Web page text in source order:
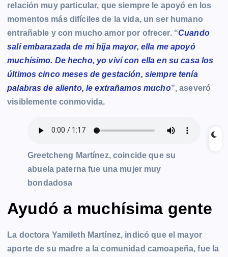
relación muy particular, que siempre le apoyó en los
momentos más difíciles de la vida, un ser humano
entrañable y con mucho amor por ofrecer. “Cuando
salí embarazada de mi hija mayor, ella me apoyó
muchísimo. De hecho, yo viví con ella en su casa los
últimos cinco meses de gestación, siempre tenía
palabras de aliento, le extrañamos mucho”, aseveró
visiblemente conmovida.
Greetcheng Martínez, coincide que su
abuela paterna fue una mujer muy
bondadosa
Ayudó a muchísima gente
La doctora Yamileth Martínez, indicó que el mayor
aporte de su madre a la comunidad camoapeña, fue la